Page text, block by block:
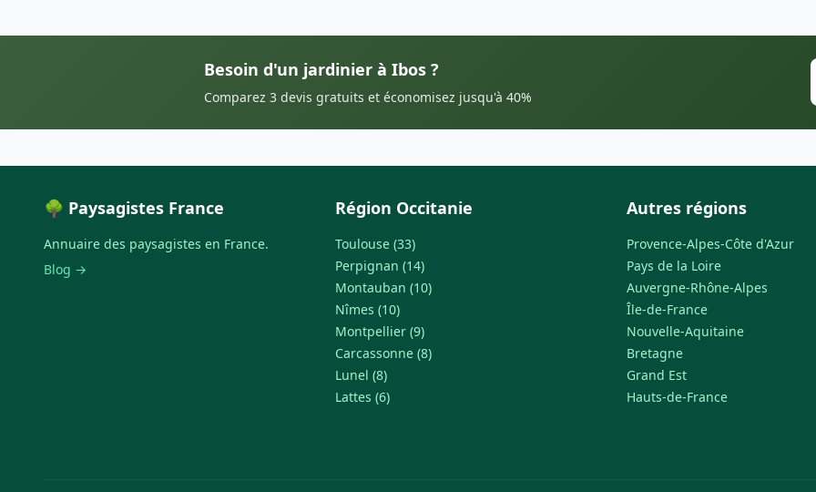
Besoin d'un jardinier à Ibos ?
Comparez 3 devis gratuits et économisez jusqu'à 40%
🌳 Paysagistes France
Annuaire des paysagistes en France.
Blog →
Région Occitanie
Toulouse (33)
Perpignan (14)
Montauban (10)
Nîmes (10)
Montpellier (9)
Carcassonne (8)
Lunel (8)
Lattes (6)
Autres régions
Provence-Alpes-Côte d'Azur
Pays de la Loire
Auvergne-Rhône-Alpes
Île-de-France
Nouvelle-Aquitaine
Bretagne
Grand Est
Hauts-de-France